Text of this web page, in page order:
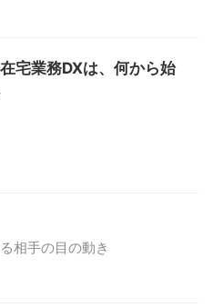
宅業務DXは、何から始
相手の目の動き